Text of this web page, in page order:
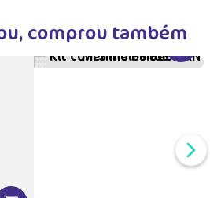
comprou também